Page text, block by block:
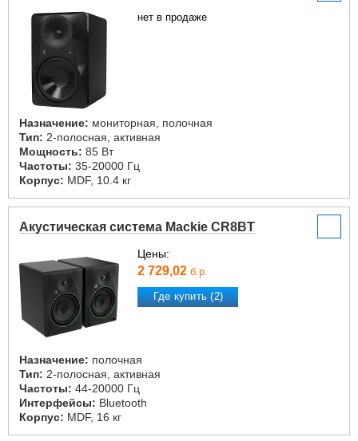
нет в продаже
Назначение: мониторная, полочная
Тип: 2-полосная, активная
Мощность: 85 Вт
Частоты: 35-20000 Гц
Корпус: MDF, 10.4 кг
Акустическая система Mackie CR8BT
Цены:
2 729,02 б.р.
Где купить (2)
Назначение: полочная
Тип: 2-полосная, активная
Частоты: 44-20000 Гц
Интерфейсы: Bluetooth
Корпус: MDF, 16 кг